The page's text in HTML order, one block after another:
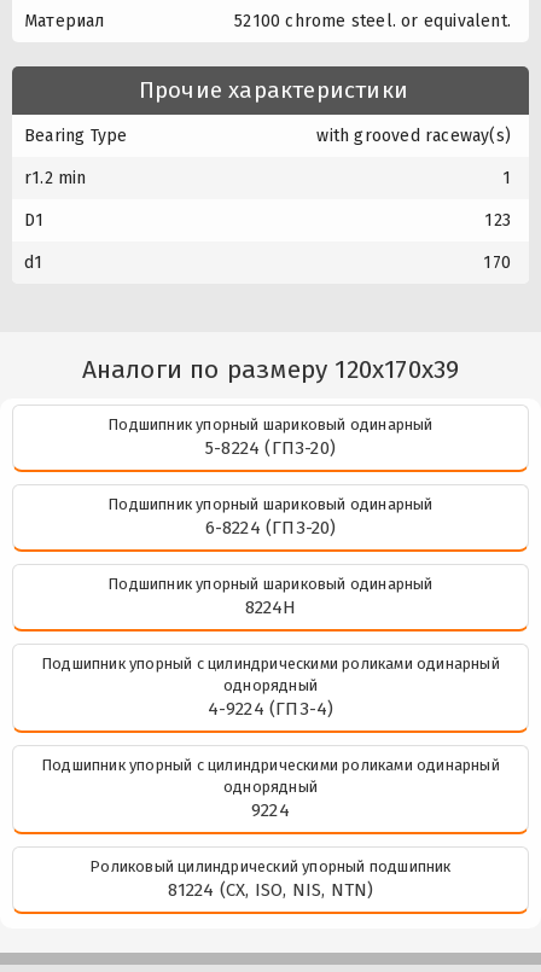
Материал 52100 chrome steel. or equivalent.
Прочие характеристики
Bearing Type with grooved raceway(s)
r1.2 min 1
D1 123
d1 170
Аналоги по размеру 120x170x39
Подшипник упорный шариковый одинарный
5-8224 (ГПЗ-20)
Подшипник упорный шариковый одинарный
6-8224 (ГПЗ-20)
Подшипник упорный шариковый одинарный
8224Н
Подшипник упорный с цилиндрическими роликами одинарный
однорядный
4-9224 (ГПЗ-4)
Подшипник упорный с цилиндрическими роликами одинарный
однорядный
9224
Роликовый цилиндрический упорный подшипник
81224 (CX, ISO, NIS, NTN)